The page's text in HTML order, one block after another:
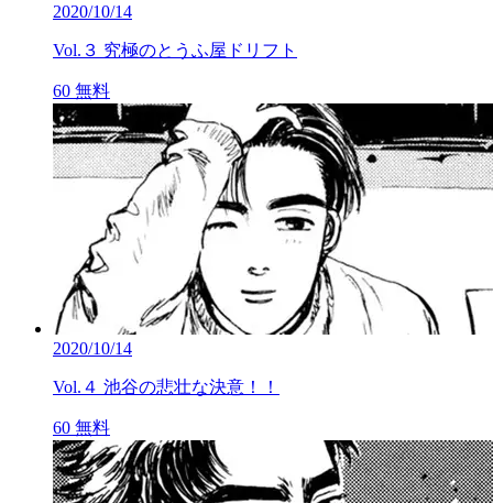
2020/10/14
Vol.３ 究極のとうふ屋ドリフト
60 無料
2020/10/14
Vol.４ 池谷の悲壮な決意！！
60 無料